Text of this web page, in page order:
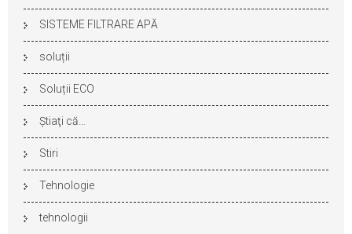
SISTEME FILTRARE APĂ
soluții
Soluții ECO
Ştiaţi că…
Stiri
Tehnologie
tehnologii